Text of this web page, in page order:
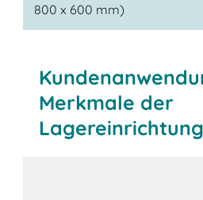
800 x 600 mm)
Merkmale der
Lagereinrichtung